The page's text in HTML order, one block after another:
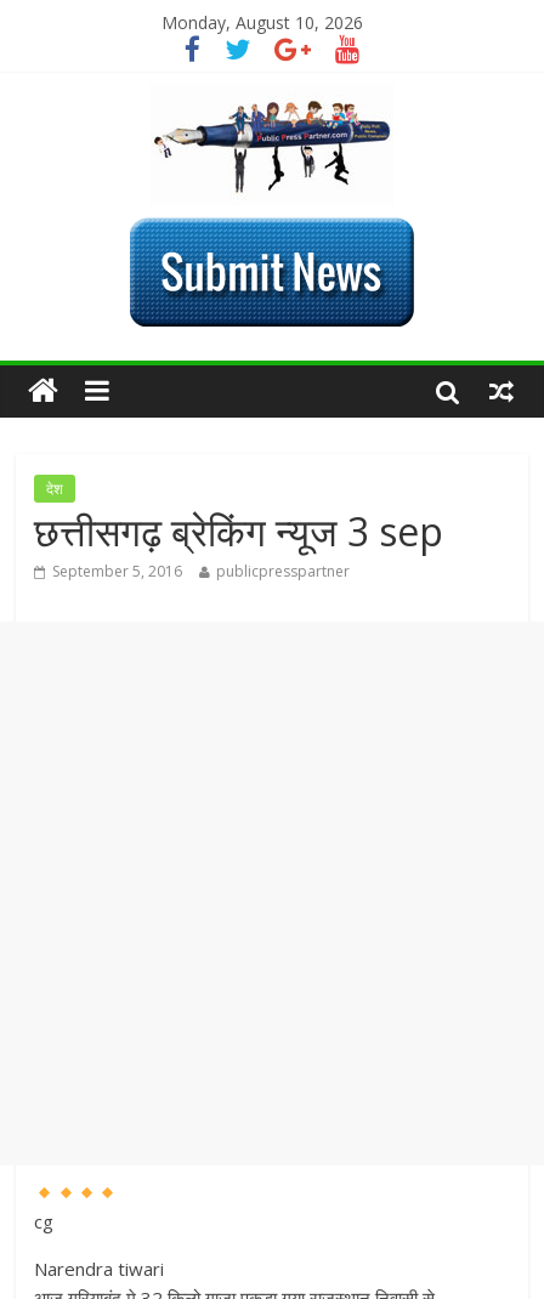
Monday, August 10, 2026
देश
छत्तीसगढ़ ब्रेकिंग न्यूज 3 sep
September 5, 2016 publicpresspartner
cg
Narendra tiwari